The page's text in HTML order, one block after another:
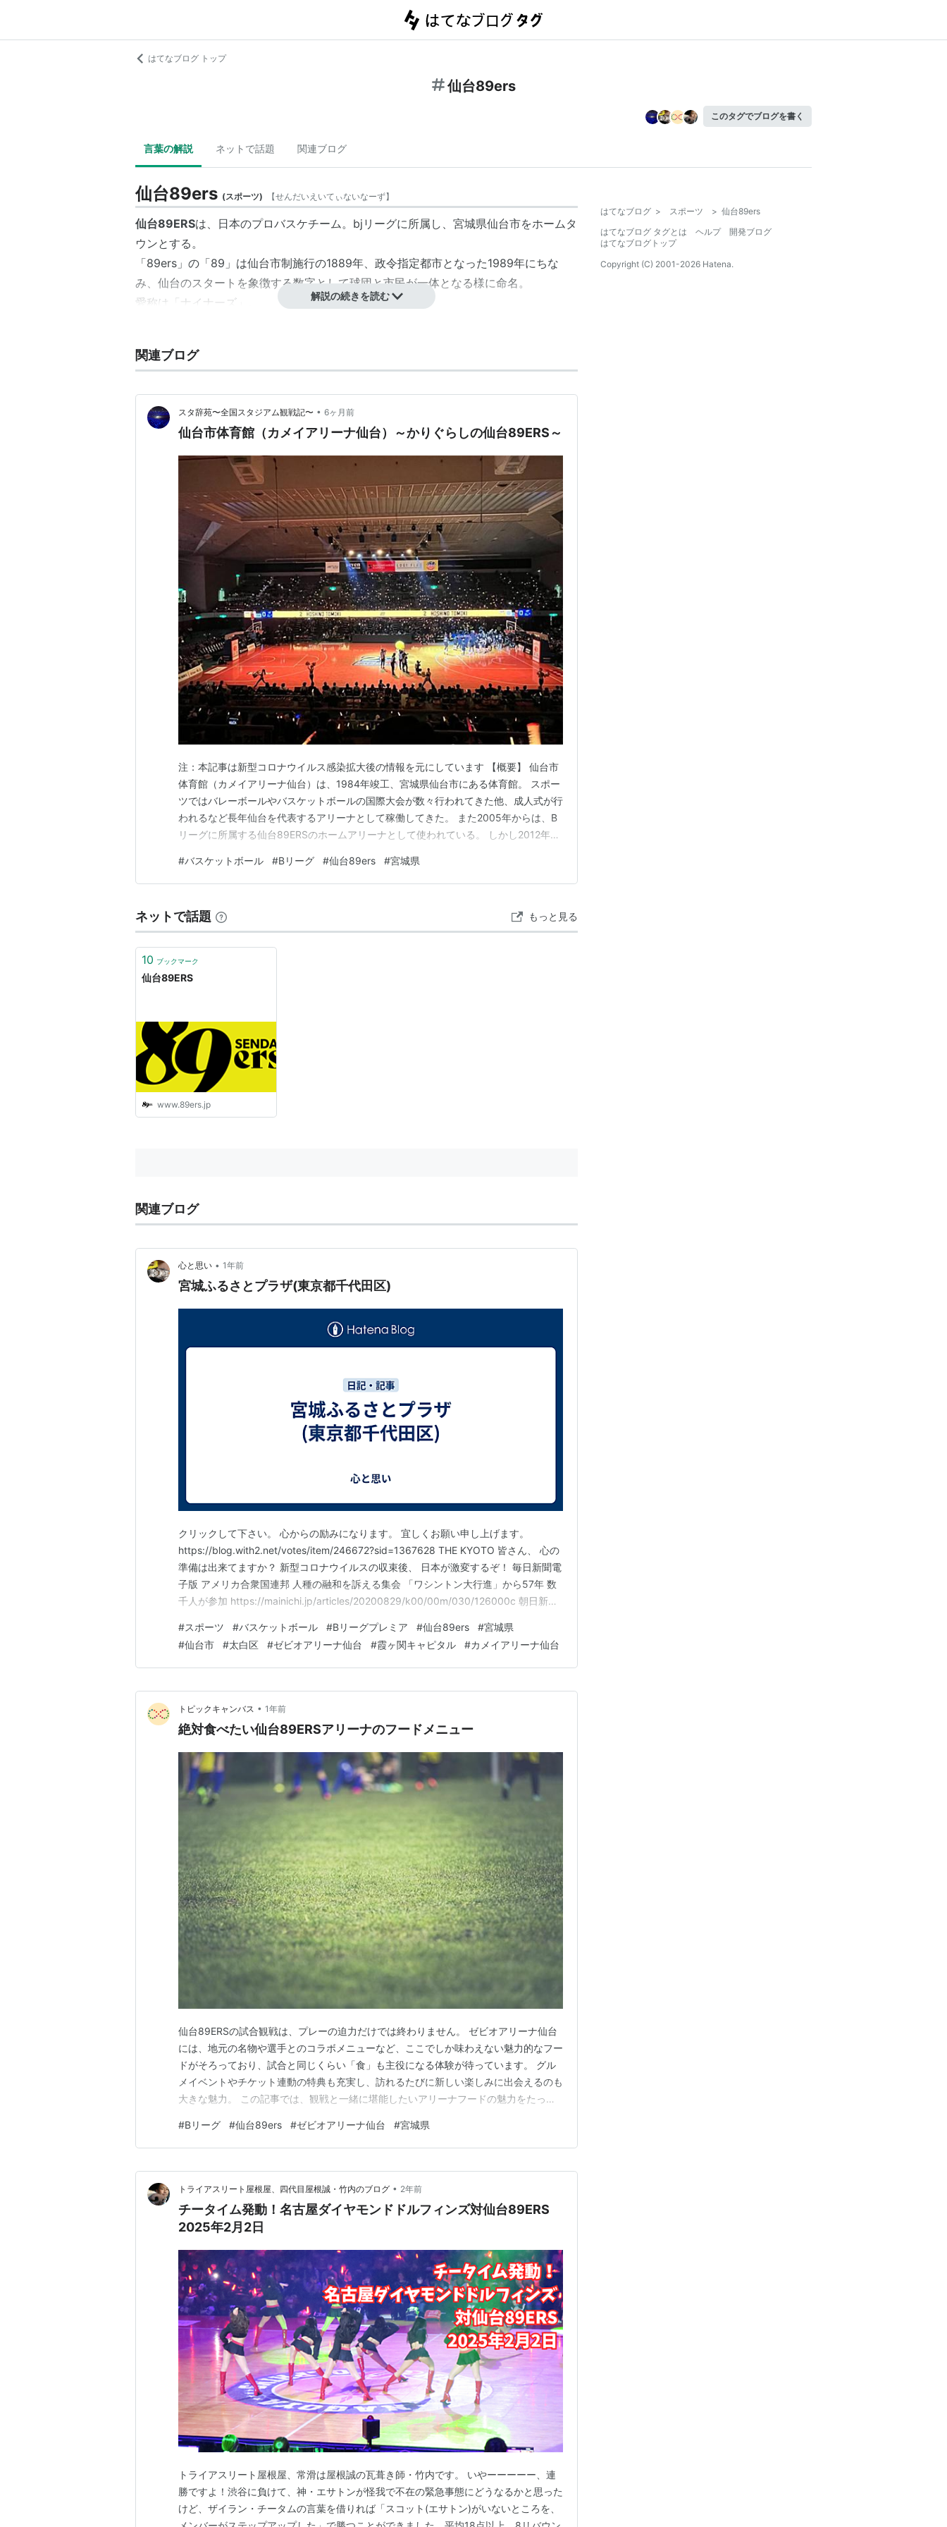
はてなブログ トップ
仙台89ers
このタグでブログを書く
言葉の解説 ネットで話題 関連ブログ
仙台89ers (スポーツ) 【せんだいえいてぃないなーず】
仙台89ERSは、日本のプロバスケチーム。bjリーグに所属し、宮城県仙台市をホームタ
ウンとする。
「89ers 」の「89」は仙台市制施行の1889年、政令指定都市となった1989年にちな
み、仙台のスタートを象徴する数字として球団と市民が一体となる様に命名。
愛称は「 ナイナーズ
法人名
ホームタウン
宮城県仙台市
ホームアリーナ
チームカラー
ナイナーズイエロー
マスコットキャラクター
オフィシャルソング
Once in A Lifetime
順位
年度 レギュラーシーズン
2005-06 4位
2006-07
2008-09 東3位
2009-10 東2位
2010-11 − *1
2011-12 東6位
球団代表
ゼネラルマネージャー
アンドリュー・エイカー
マイケル・シャペール
近藤雄治
＃25 マーマドゥ・ディオウフ
大西裕之
東日本大震災の影響でチームはそれ以後のシーズンの活動を休止
解説の続きを読む
関連ブログ
スタ辞苑〜全国スタジアム観戦記〜 • 6ヶ月前
仙台市体育館（カメイアリーナ仙台）～かりぐらしの仙台89ERS～
注：本記事は新型コロナウイルス感染拡大後の情報を元にしています 【概要】 仙台市
体育館（カメイアリーナ仙台）は、1984年竣工、宮城県仙台市にある体育館。 スポー
ツではバレーボールやバスケットボールの国際大会が数々行われてきた他、成人式が行
われるなど長年仙台を代表するアリーナとして稼働してきた。 また2005年からは、B
リーグに所属する仙台89ERSのホームアリーナとして使われている。 しかし2012年に
現在ではカメイアリーナで4～6試合、ゼビオアリーナで24～26試合といった割り振り
になっている。 ただし202…
#バスケットボール #Bリーグ #仙台89ers #宮城県
ネットで話題 もっと見る
10 ブックマーク
仙台89ERS
www.89ers.jp
関連ブログ
心と思い • 1年前
宮城ふるさとプラザ(東京都千代田区)
クリックして下さい。 心からの励みになります。 宜しくお願い申し上げます。
https://blog.with2.net/votes/item/246672?sid=1367628 THE KYOTO 皆さん、 心の
準備は出来てますか？ 新型コロナウイルスの収束後、 日本が激変するぞ！ 毎日新聞電
子版 アメリカ合衆国連邦 人種の融和を訴える集会 「ワシントン大行進」から57年 数
千人が参加 https://mainichi.jp/articles/20200829/k00/00m/030/126000c 朝日新聞
#スポーツ #バスケットボール #Bリーグプレミア #仙台89ers #宮城県
#仙台市 #太白区 #ゼビオアリーナ仙台 #霞ヶ関キャピタル #カメイアリーナ仙台
トピックキャンバス • 1年前
絶対食べたい仙台89ERSアリーナのフードメニュー
仙台89ERSの試合観戦は、プレーの迫力だけでは終わりません。 ゼビオアリーナ仙台
には、地元の名物や選手とのコラボメニューなど、ここでしか味わえない魅力的なフー
ドがそろっており、試合と同じくらい「食」も主役になる体験が待っています。 グル
メイベントやチケット連動の特典も充実し、訪れるたびに新しい楽しみに出会えるのも
大きな魅力。 この記事では、観戦と一緒に堪能したいアリーナフードの魅力をたっぷ
グルメを体験しよう 試合日のスペシャルフードをチェック 飲食の持ち込みルールと支
払い方法 ゼビオアリーナ仙台 のおすす…
#Bリーグ #仙台89ers #ゼビオアリーナ仙台 #宮城県
トライアスリート屋根屋、四代目屋根誠・竹内のブログ • 2年前
チータイム発動！名古屋ダイヤモンドドルフィンズ対仙台89ERS
2025年2月2日
トライアスリート屋根屋、常滑は屋根誠の瓦葺き師・竹内です。 いやーーーーー、連
勝ですよ！渋谷に負けて、神・エサトンが怪我で不在の緊急事態にどうなるかと思った
けど、ザイラン・チータムの言葉を借りれば「スコット(エサトン)がいないところを、
はてなブログ > スポーツ > 仙台89ers
はてなブログ タグとは
ヘルプ
開発ブログ
はてなブログトップ
Copyright (C) 2001-2026 Hatena.